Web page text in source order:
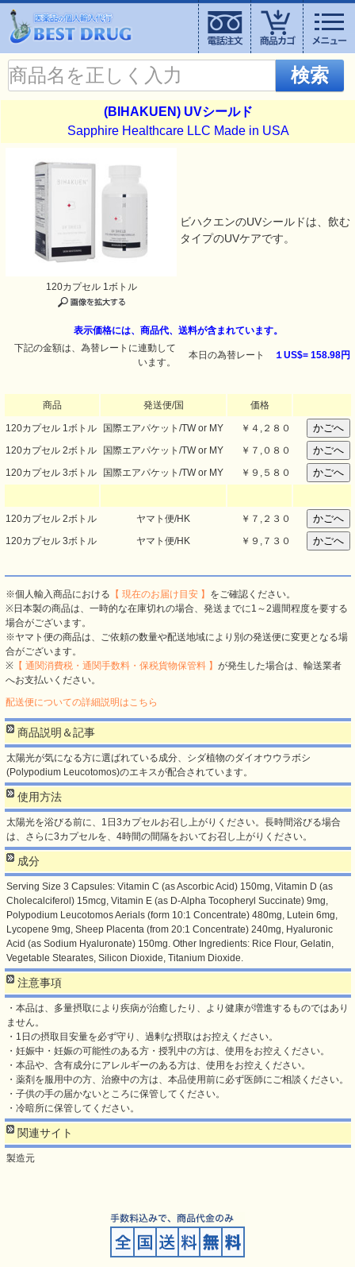
検索
(BIHAKUEN) UVシールド
Sapphire Healthcare LLC Made in USA
ビハクエンのUVシールドは、飲む
タイプのUVケアです。
120カプセル 1ボトル
表示価格には、商品代、送料が含まれています。
下記の金額は、為替レートに連動して
います。
本日の為替レート １US$= 158.98円
商品 発送便/国 価格
120カプセル 1ボトル 国際エアパケット/TW or MY
￥４,２８０
120カプセル 2ボトル
国際エアパケット/TW or MY
￥７,０８０
120カプセル 3ボトル
国際エアパケット/TW or MY ￥９,５８０
120カプセル 2ボトル ヤマト便/HK
￥７,２３０
120カプセル 3ボトル
ヤマト便/HK ￥９,７３０
※個人輸入商品における 【 現在のお届け目安 】 をご確認ください。
※日本製の商品は、一時的な在庫切れの場合、発送までに1～2週間程度を要する
場合がございます。
※ヤマト便の商品は、ご依頼の数量や配送地域により別の発送便に変更となる場
合がございます。
※ 【 通関消費税・通関手数料・保税貨物保管料 】 が発生した場合は、輸送業者
へお支払いください。
配送便についての詳細説明はこちら
商品説明＆記事
太陽光が気になる方に選ばれている成分、シダ植物のダイオウウラボシ
(Polypodium Leucotomos)のエキスが配合されています。
使用方法
太陽光を浴びる前に、1日3カプセルお召し上がりください。長時間浴びる場合
は、さらに3カプセルを、4時間の間隔をおいてお召し上がりください。
成分
Serving Size 3 Capsules: Vitamin C (as Ascorbic Acid) 150mg, Vitamin D (as
Cholecalciferol) 15mcg, Vitamin E (as D-Alpha Tocopheryl Succinate) 9mg,
Polypodium Leucotomos Aerials (form 10:1 Concentrate) 480mg, Lutein 6mg,
Lycopene 9mg, Sheep Placenta (from 20:1 Concentrate) 240mg, Hyaluronic
Acid (as Sodium Hyaluronate) 150mg. Other Ingredients: Rice Flour, Gelatin,
Vegetable Stearates, Silicon Dioxide, Titanium Dioxide.
注意事項
・本品は、多量摂取により疾病が治癒したり、より健康が増進するものではあり
ません。
・1日の摂取目安量を必ず守り、過剰な摂取はお控えください。
・妊娠中・妊娠の可能性のある方・授乳中の方は、使用をお控えください。
・本品や、含有成分にアレルギーのある方は、使用をお控えください。
・薬剤を服用中の方、治療中の方は、本品使用前に必ず医師にご相談ください。
・子供の手の届かないところに保管してください。
・冷暗所に保管してください。
関連サイト
製造元